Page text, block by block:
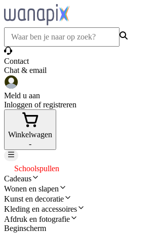
Contact
Chat & email
Meld u aan
Inloggen of registreren
Winkelwagen
-
Schoolspullen
Cadeaus
Wonen en slapen
Kunst en decoratie
Kleding en accessoires
Afdruk en fotografie
Beginscherm